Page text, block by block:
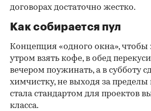
договорах достаточно жестко.
Как собирается пул
Концепция «одного окна»,
утром взять кофе, в обед
вечером поужинать, а в субботу
химчистку, не выходя за пределы
стала стандартом для проектов
класса.